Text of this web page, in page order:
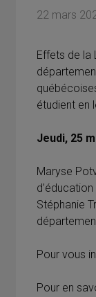
22 mars
Effets de la
étudient en
Jeudi, 25
Maryse
Stéphanie
Pour vous
Pour en